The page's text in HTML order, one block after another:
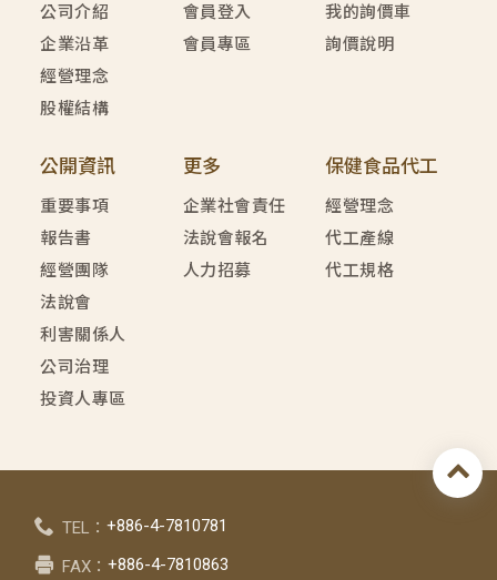
公司介紹
企業沿革
經營理念
股權結構
會員登入
會員專區
我的詢價車
詢價說明
公開資訊
重要事項
報告書
經營團隊
法說會
利害關係人
公司治理
投資人專區
更多
企業社會責任
法說會報名
人力招募
保健食品代工
經營理念
代工產線
代工規格
TEL：+886-4-7810781
FAX：+886-4-7810863